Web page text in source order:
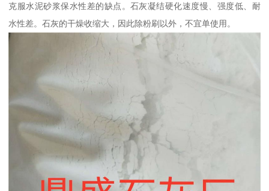
克服水泥砂浆保水性差的缺点。石灰凝结硬化速度慢、强度低、耐
水性差。石灰的干燥收缩大，因此除粉刷以外，不宜单使用。